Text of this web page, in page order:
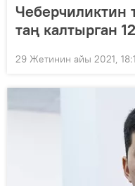
Чеберчиликтин
таң калтырган
29 Жетинин айы 2021,